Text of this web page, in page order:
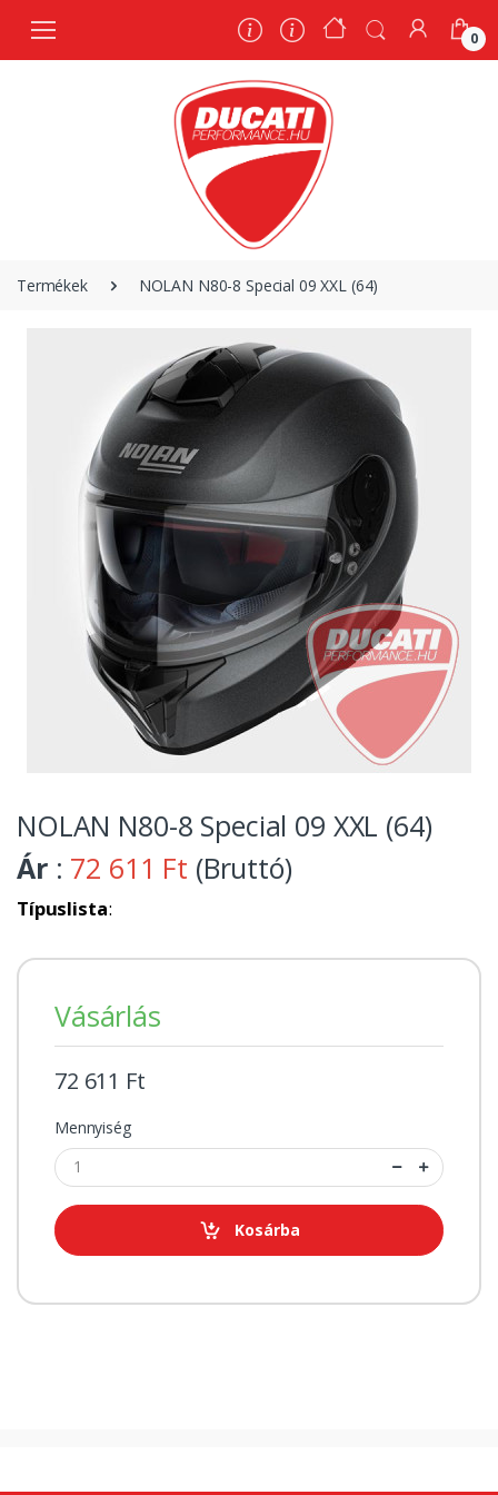
0
Termékek NOLAN N80-8 Special 09 XXL (64)
NOLAN N80-8 Special 09 XXL (64)
Ár : 72 611 Ft (Bruttó)
Típuslista:
Vásárlás
72 611 Ft
Mennyiség
Kosárba
0